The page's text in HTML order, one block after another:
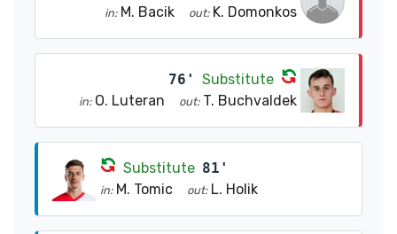
in: M. Bacik out: K. Domonkos
76' Substitute
in: O. Luteran out: T. Buchvaldek
Substitute 81'
in: M. Tomic out: L. Holik